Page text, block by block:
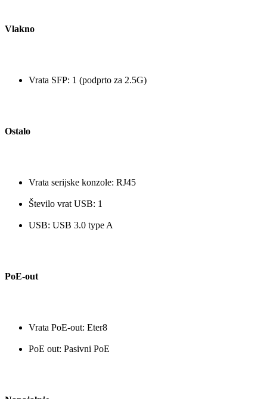
Vlakno
Vrata SFP: 1 (podprto za 2.5G)
Ostalo
Vrata serijske konzole: RJ45
Število vrat USB: 1
USB: USB 3.0 type A
PoE-out
Vrata PoE-out: Eter8
PoE out: Pasivni PoE